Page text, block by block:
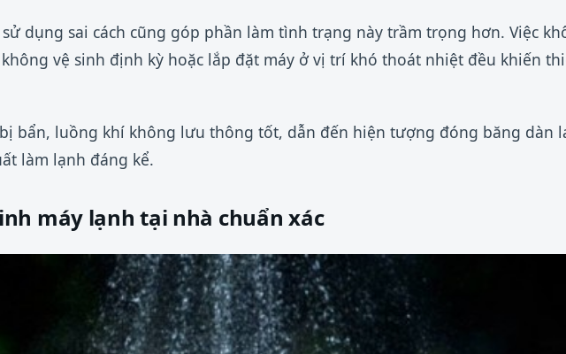
dụng sai cách cũng góp phần làm tình trạng này trầm trọng hơn. Việc
vệ sinh định kỳ hoặc lắp đặt máy ở vị trí khó thoát nhiệt đều khiến
bẩn, luồng khí không lưu thông tốt, dẫn đến hiện tượng đóng băng dàn
làm lạnh đáng kể.
máy lạnh tại nhà chuẩn xác